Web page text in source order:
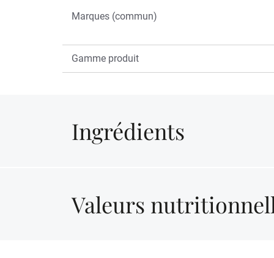
Marques (commun)
Gamme produit
Ingrédients
Valeurs